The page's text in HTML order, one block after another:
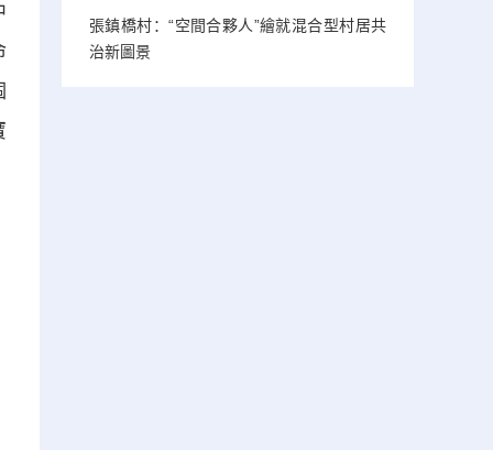
張鎮橋村：“空間合夥人”繪就混合型村居共
治新圖景